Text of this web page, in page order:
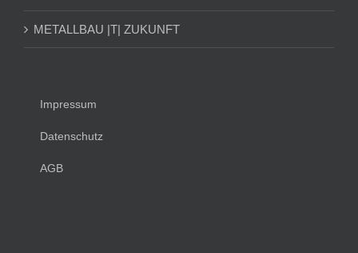
METALLBAU |T| ZUKUNFT
Impressum
Datenschutz
AGB